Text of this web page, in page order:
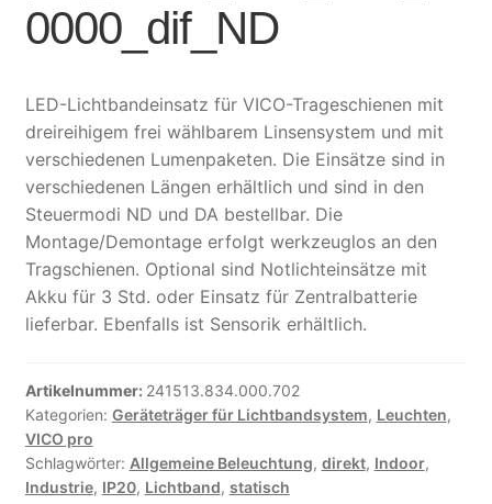
0000_dif_ND
LED-Lichtbandeinsatz für VICO-Trageschienen mit
dreireihigem frei wählbarem Linsensystem und mit
verschiedenen Lumenpaketen. Die Einsätze sind in
verschiedenen Längen erhältlich und sind in den
Steuermodi ND und DA bestellbar. Die
Montage/Demontage erfolgt werkzeuglos an den
Tragschienen. Optional sind Notlichteinsätze mit
Akku für 3 Std. oder Einsatz für Zentralbatterie
lieferbar. Ebenfalls ist Sensorik erhältlich.
Artikelnummer: 241513.834.000.702
Kategorien: Geräteträger für Lichtbandsystem, Leuchten,
VICO pro
Schlagwörter: Allgemeine Beleuchtung, direkt, Indoor,
Industrie, IP20, Lichtband, statisch